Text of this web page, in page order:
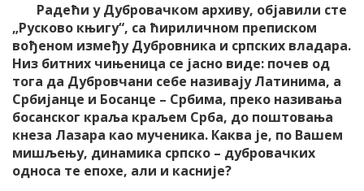
Радећи у Дубровачком архиву, објавили сте
„Русково књигу“, са ћириличном преписком
вођеном између Дубровника и српских владара.
Низ битних чињеница се јасно виде: почев од
тога да Дубровчани себе називају Латинима, а
Србијанце и Босанце – Србима, преко називања
босанског краља краљем Срба, до поштовања
кнеза Лазара као мученика. Каква је, по Вашем
мишљењу, динамика српско – дубровачких
односа те епохе, али и касније?